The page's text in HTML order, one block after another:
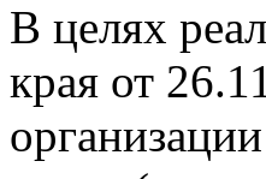
В целях
края от